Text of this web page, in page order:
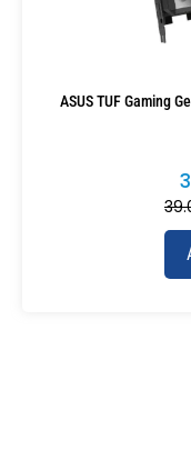
ASUS TUF Gaming